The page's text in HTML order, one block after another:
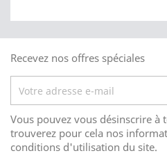
Recevez nos offres spéciales
Vous pouvez vous désinscrire à
trouverez pour cela nos
conditions d'utilisation du site.